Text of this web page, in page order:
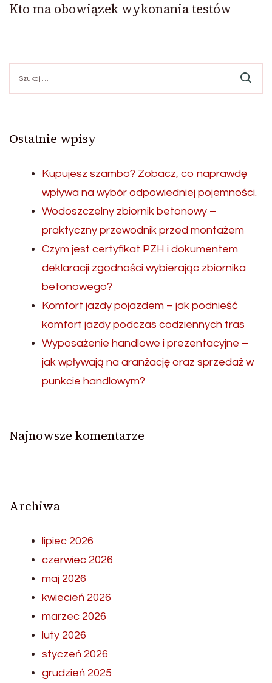
Kto ma obowiązek wykonania testów
Ostatnie wpisy
Kupujesz szambo? Zobacz, co naprawdę
wpływa na wybór odpowiedniej pojemności.
Wodoszczelny zbiornik betonowy –
praktyczny przewodnik przed montażem
Czym jest certyfikat PZH i dokumentem
deklaracji zgodności wybierając zbiornika
betonowego?
Komfort jazdy pojazdem – jak podnieść
komfort jazdy podczas codziennych tras
Wyposażenie handlowe i prezentacyjne –
jak wpływają na aranżację oraz sprzedaż w
punkcie handlowym?
Najnowsze komentarze
Archiwa
lipiec 2026
czerwiec 2026
maj 2026
kwiecień 2026
marzec 2026
luty 2026
styczeń 2026
grudzień 2025